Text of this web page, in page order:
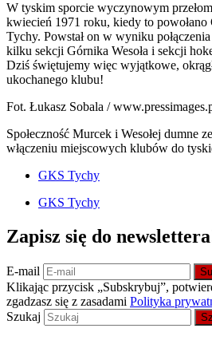
W tyskim sporcie wyczynowym
kwiecień 1971 roku, kiedy to
Tychy. Powstał on w wyniku
kilku sekcji Górnika Wesoła i sekcji
Dziś świętujemy więc wyjątkowe,
ukochanego klubu!
Fot. Łukasz Sobala /
Społeczność Murcek i Wesołej dumne
włączeniu miejscowych klubów do
GKS Tychy
GKS Tychy
Zapisz się do
E-mail
Klikając przycisk „Subskrybuj”,
zgadzasz się z zasadami Polityka
Szukaj